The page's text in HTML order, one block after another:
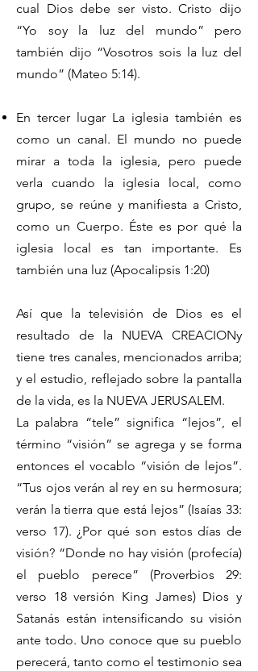
cual Dios debe ser visto. Cristo dijo
“Yo soy la luz del mundo” pero
también dijo “Vosotros sois la luz del
mundo” (Mateo 5:14).
En tercer lugar La iglesia también es
como un canal. El mundo no puede
mirar a toda la iglesia, pero puede
verla cuando la iglesia local, como
grupo, se reúne y manifiesta a Cristo,
como un Cuerpo. Éste es por qué la
iglesia local es tan importante. Es
también una luz (Apocalipsis 1:20)
Así que la televisión de Dios es el
resultado de la NUEVA CREACIONy
tiene tres canales, mencionados arriba;
y el estudio, reflejado sobre la pantalla
de la vida, es la NUEVA JERUSALEM.
La palabra “tele” significa “lejos”, el
término “visión” se agrega y se forma
entonces el vocablo “visión de lejos”.
“Tus ojos verán al rey en su hermosura;
verán la tierra que está lejos” (Isaías 33:
verso 17). ¿Por qué son estos días de
visión? “Donde no hay visión (profecía)
el pueblo perece” (Proverbios 29:
verso 18 versión King James) Dios y
Satanás están intensificando su visión
ante todo. Uno conoce que su pueblo
perecerá, tanto como el testimonio sea